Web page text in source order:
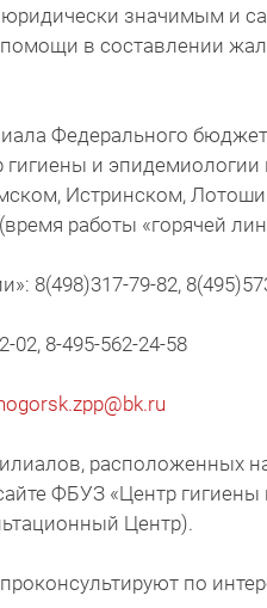
юридически значимым и
в составлении
Федерального
гигиены и
Истринском,
работы «горячей
8(498)317-79-82,
02, 8-495-562-24-58
расположенных
ФБУЗ «Центр
Центр).
по